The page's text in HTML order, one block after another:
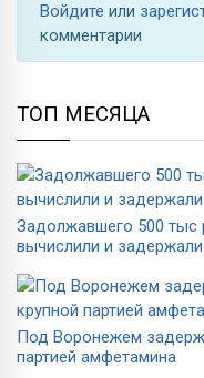
Войдите или
комментарии
ТОП МЕСЯЦА
Задолжавшего 500 тыс
вычислили и задержали
Под Воронежем
партией амфетамина